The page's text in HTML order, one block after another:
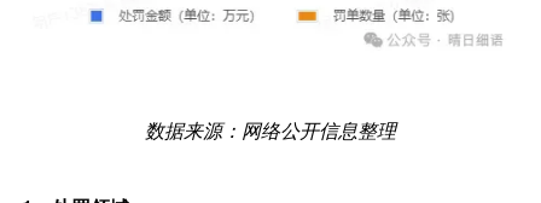
数据来源：网络公开信息整理